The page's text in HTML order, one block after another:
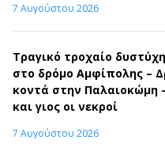
7 Αυγούστου 2026
Τραγικό τροχαίο
στο δρόμο Αμφίπολης –
κοντά στην Παλαιοκώμη
και γιος οι νεκροί
7 Αυγούστου 2026